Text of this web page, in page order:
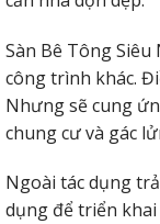
Sàn Bê Tông Siêu
công trình khác.
Nhưng sẽ cung
chung cư và gác
Ngoài tác dụng
dụng để triển